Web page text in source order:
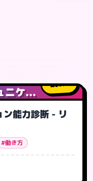
ニケ...
0人
ン能力診断 - リ
#働き方